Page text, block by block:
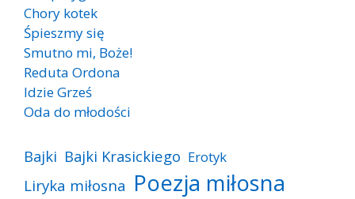
Chory kotek
Śpieszmy się
Smutno mi, Boże!
Reduta Ordona
Idzie Grześ
Oda do młodości
Bajki Bajki Krasickiego Erotyk
Liryka miłosna Poezja miłosna